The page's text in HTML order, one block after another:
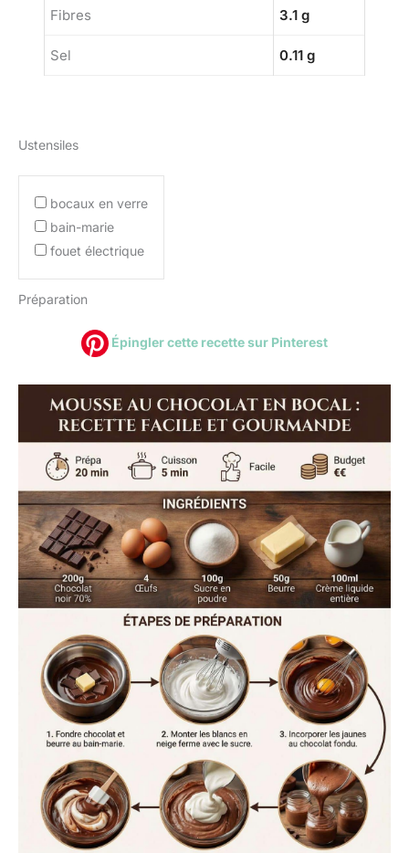
Fibres 3.1 g
Sel 0.11 g
Ustensiles
bocaux en verre
bain-marie
fouet électrique
Préparation
Épingler cette recette sur Pinterest